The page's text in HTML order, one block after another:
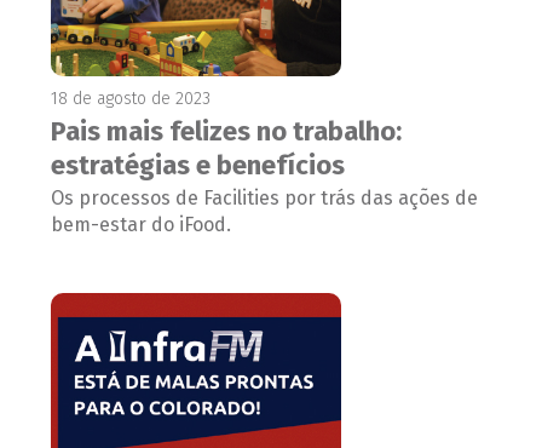
18 de agosto de 2023
Pais mais felizes no trabalho:
estratégias e benefícios
Os processos de Facilities por trás das ações de
bem-estar do iFood.